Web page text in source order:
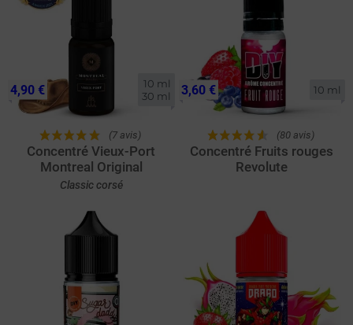
10 ml
30 ml
(7 avis)
Concentré Vieux-Port
Montreal Original
Classic corsé
4,90 € 10 ml
(80 avis)
Concentré Fruits rouges
Revolute
3,60 €